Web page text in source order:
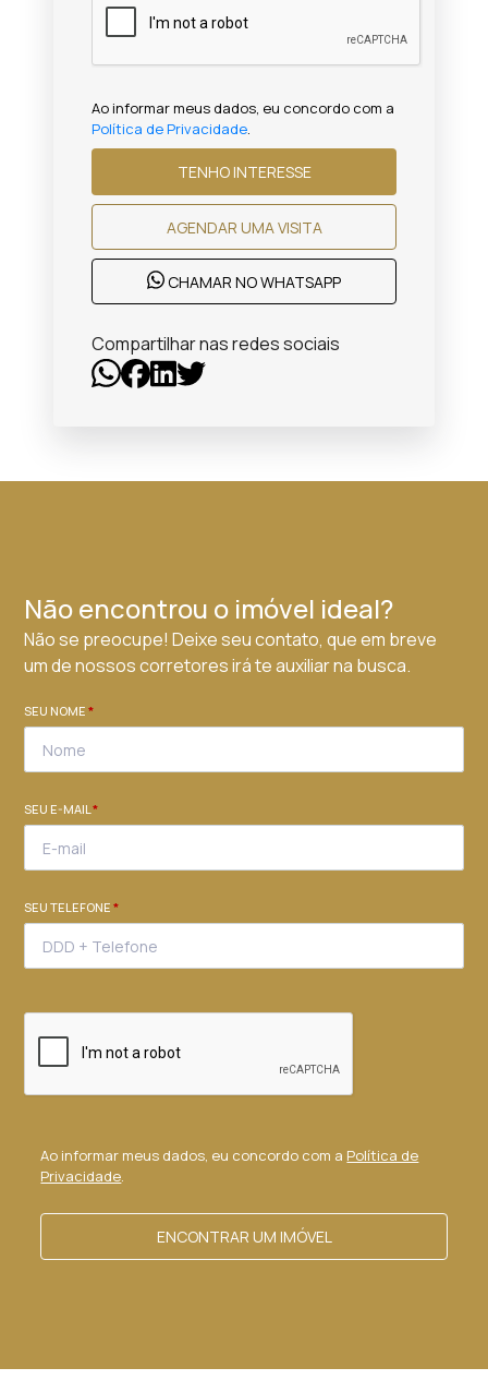
Ao informar meus dados, eu concordo com a
Política de Privacidade.
TENHO INTERESSE
AGENDAR UMA VISITA
CHAMAR NO WHATSAPP
Compartilhar nas redes sociais
Não encontrou o imóvel ideal?
Não se preocupe! Deixe seu contato, que em breve
um de nossos corretores irá te auxiliar na busca.
SEU NOME*
SEU E-MAIL*
SEU TELEFONE*
Ao informar meus dados, eu concordo com a Política de
Privacidade.
ENCONTRAR UM IMÓVEL